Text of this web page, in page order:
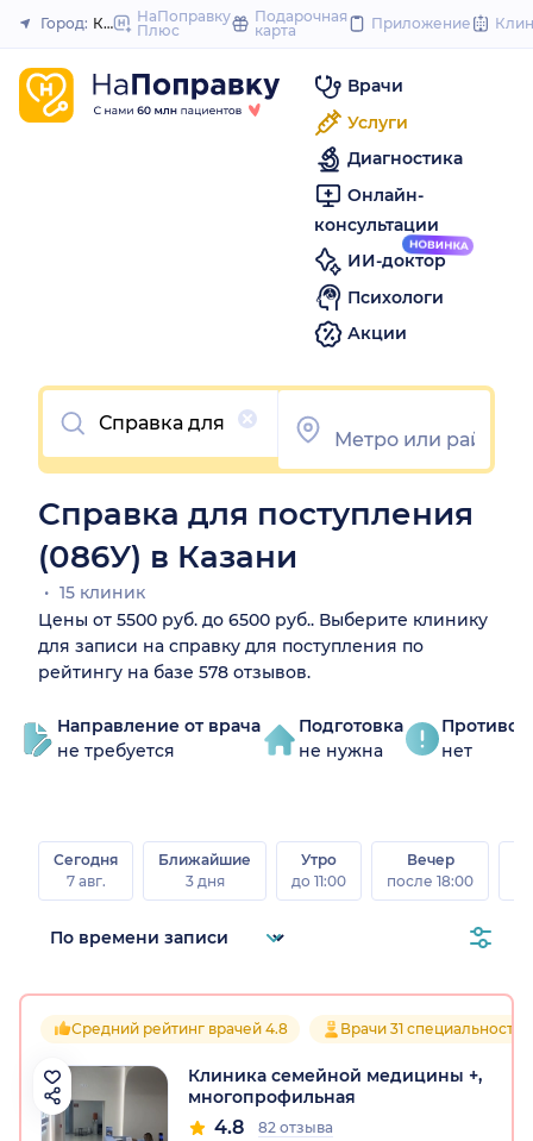
to
Закрыть
Город: КазаньНаПоправку
Плюс
Подарочная
карта
Приложение
Врачи
Услуги
Диагностика
Онлайн-
консультации
ИИ-доктор
Психологи
Акции
Очистить
Справка для поступления
(086У) в Казани
15 клиник
Цены от 5500 руб. до 6500 руб.. Выберите клинику
для записи на справку для поступления по
рейтингу на базе 578 отзывов.
Направление от врача
не требуется
Подготовка
не нужна
нет
Сегодня
7 авг.
Ближайшие
3 дня
Утро
до 11:00
Вечер
после 18:00
Средний рейтинг врачей 4.8 Врачи 31 специальностей
Клиника семейной медицины +,
многопрофильная
4.8 82 отзыва